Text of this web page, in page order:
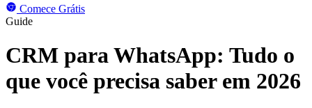
Comece Grátis
Guide
CRM para WhatsApp: Tudo o
que você precisa saber em 2026